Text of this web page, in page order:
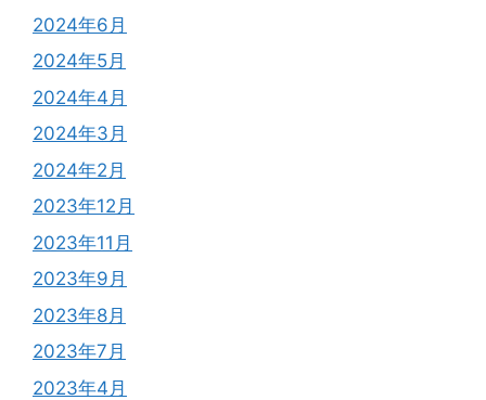
2024年6月
2024年5月
2024年4月
2024年3月
2024年2月
2023年12月
2023年11月
2023年9月
2023年8月
2023年7月
2023年4月